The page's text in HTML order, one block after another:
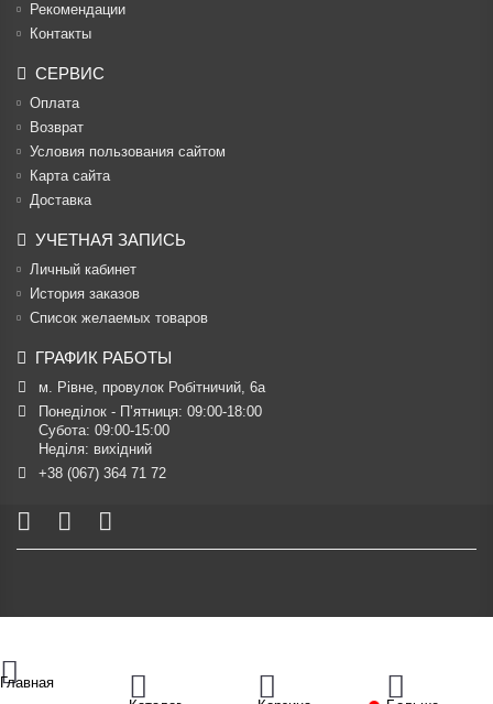
Рекомендации
Контакты
СЕРВИС
Оплата
Возврат
Условия пользования сайтом
Карта сайта
Доставка
УЧЕТНАЯ ЗАПИСЬ
Личный кабинет
История заказов
Список желаемых товаров
ГРАФИК РАБОТЫ
м. Рівне, провулок Робітничий, 6а
Понеділок - П’ятниця: 09:00-18:00
Субота: 09:00-15:00
Неділя: вихідний
+38 (067) 364 71 72
Главная